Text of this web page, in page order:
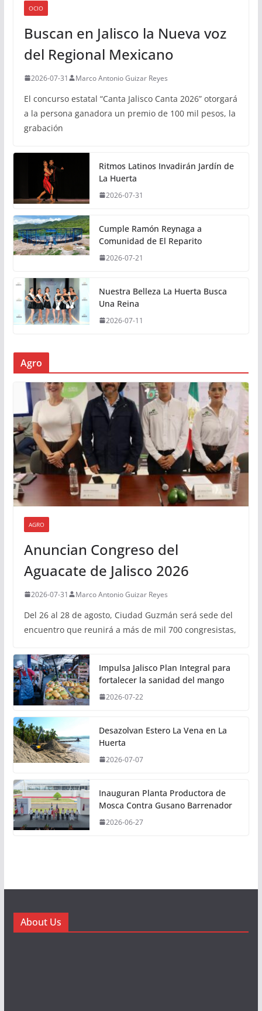
OCIO
Buscan en Jalisco la Nueva voz
del Regional Mexicano
2026-07-31 Marco Antonio Guizar Reyes
El concurso estatal “Canta Jalisco Canta 2026” otorgará
a la persona ganadora un premio de 100 mil pesos, la
grabación
Ritmos Latinos Invadirán Jardín de
La Huerta
2026-07-31
Cumple Ramón Reynaga a
Comunidad de El Reparito
2026-07-21
Nuestra Belleza La Huerta Busca
Una Reina
2026-07-11
Agro
AGRO
Anuncian Congreso del
Aguacate de Jalisco 2026
2026-07-31 Marco Antonio Guizar Reyes
Del 26 al 28 de agosto, Ciudad Guzmán será sede del
encuentro que reunirá a más de mil 700 congresistas,
Impulsa Jalisco Plan Integral para
fortalecer la sanidad del mango
2026-07-22
Desazolvan Estero La Vena en La
Huerta
2026-07-07
Inauguran Planta Productora de
Mosca Contra Gusano Barrenador
2026-06-27
About Us